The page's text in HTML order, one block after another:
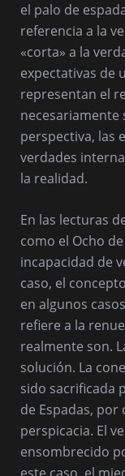
el palo de
referencia a la
«corta» a la
expectativas de
representan el
necesariamente
perspectiva, las
verdades
la realidad.
En las lecturas
como el Ocho
incapacidad de
caso, el
en algunos
refiere a la
realmente son.
solución. La
sido sacrificada
de Espadas,
perspicacia. El
ensombrecido